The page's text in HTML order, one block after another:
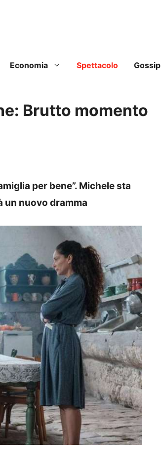
Economia Spettacolo Gossip
Brutto momento
per bene”. Michele sta
un nuovo dramma